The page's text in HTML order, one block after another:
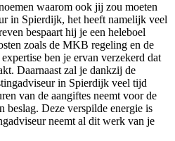
waarom ook jij zou moeten
in Spierdijk, het heeft namelijk veel
bespaart hij je een heleboel
zoals de MKB regeling en de
ben je ervan verzekerd dat
Daarnaast zal je dankzij de
in Spierdijk veel tijd
van de aangiftes neemt voor de
beslag. Deze verspilde energie is
neemt al dit werk van je